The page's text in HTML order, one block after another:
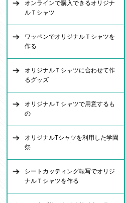
オンラインで購入できるオリジナ
ルＴシャツ
ワッペンでオリジナルＴシャツを
作る
オリジナルＴシャツに合わせて作
るグッズ
オリジナルＴシャツで用意するも
の
オリジナルTシャツを利用した学園
祭
シートカッティング転写でオリジ
ナルＴシャツを作る